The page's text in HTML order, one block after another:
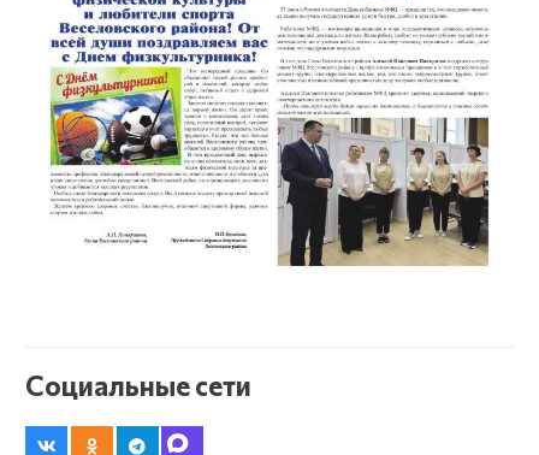
Социальные сети